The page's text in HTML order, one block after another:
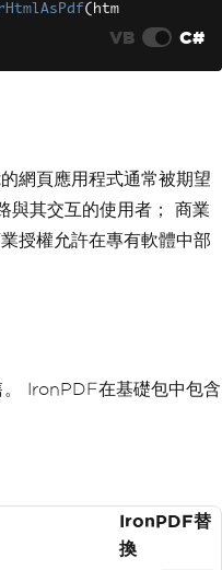
( htm
VB C#
網頁應用程式通常被期望
與其交互的使用者； 商業
授權允許在專有軟體中部
。 IronPDF在基礎包中包含
IronPDF替
換